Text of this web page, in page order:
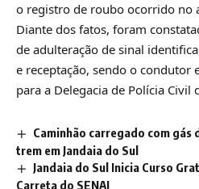
o registro de roubo ocorrido no
Diante dos fatos, foram
de adulteração de sinal
e receptação, sendo o condutor
para a Delegacia de Polícia Civil
Caminhão carregado com
trem em Jandaia do Sul
Jandaia do Sul Inicia Curso
Carreta do SENAI